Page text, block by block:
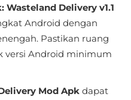
Wasteland Delivery v1.1
Android dengan
Pastikan ruang
versi Android minimum
Mod Apk dapat